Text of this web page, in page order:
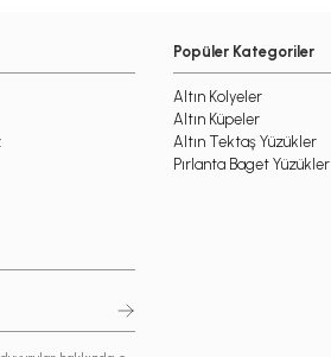
Popüler Kategoriler
Altın Kolyeler
Altın Küpeler
Altın Tektaş Yüzükler
Pırlanta Baget Yüzükler